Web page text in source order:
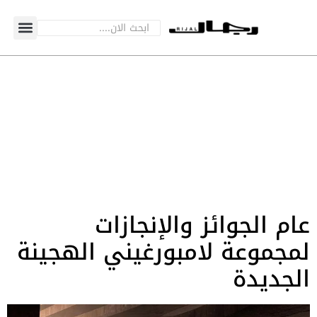
عام الجوائز والإنجازات
لمجموعة لامبورغيني الهجينة
الجديدة